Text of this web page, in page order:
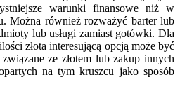
warunki finansowe niż w
Można również rozważyć barter lub
lub usługi zamiast gotówki. Dla
złota interesującą opcją może być
ze złotem lub zakup innych
na tym kruszcu jako sposób